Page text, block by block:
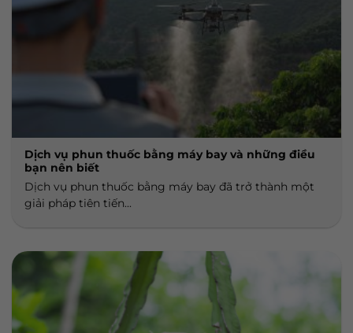
Dịch vụ phun thuốc bằng máy bay và những điều
bạn nên biết
Dịch vụ phun thuốc bằng máy bay đã trở thành một
giải pháp tiên tiến...